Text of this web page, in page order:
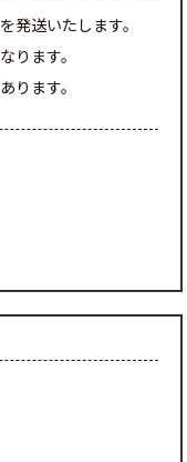
発送いたします。
ります。
ります。